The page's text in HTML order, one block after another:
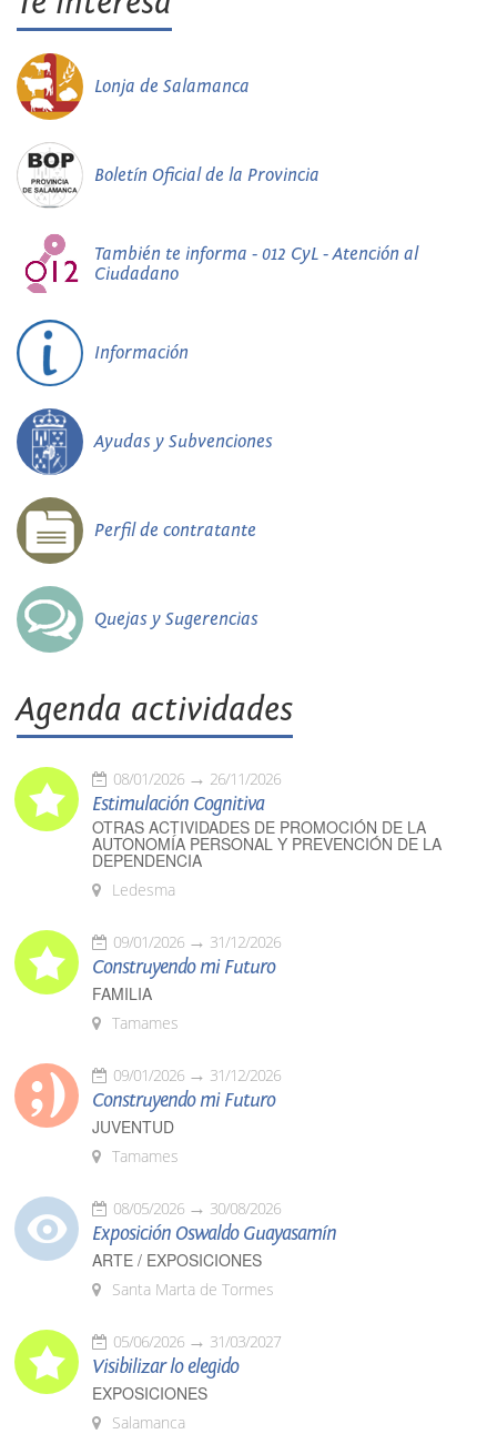
Lonja de Salamanca
Boletín Oficial de la Provincia
También te informa - 012 CyL - Atención al
Ciudadano
Información
Ayudas y Subvenciones
Perfil de contratante
Quejas y Sugerencias
Agenda actividades
08/01/2026 26/11/2026
Estimulación Cognitiva
OTRAS ACTIVIDADES DE PROMOCIÓN DE LA
AUTONOMÍA PERSONAL Y PREVENCIÓN DE LA
DEPENDENCIA
Ledesma
09/01/2026 31/12/2026
Construyendo mi Futuro
FAMILIA
Tamames
09/01/2026 31/12/2026
Construyendo mi Futuro
JUVENTUD
Tamames
08/05/2026 30/08/2026
Exposición Oswaldo Guayasamín
ARTE / EXPOSICIONES
Santa Marta de Tormes
05/06/2026 31/03/2027
Visibilizar lo elegido
EXPOSICIONES
Salamanca